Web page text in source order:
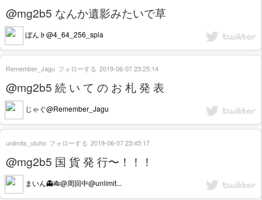
@mg2b5 なんか遺影みたいで草
ぼん♭@4_64_256_spla
@mg2b5 続 い て の お 札 発 表
じゃぐ@Remember_Jagu
Remember_Jagu フォローする 2019-06-07 23:25:14
@mg2b5 国 貨 発 行〜！！！
まいん👻🎋@周回中@unlimit...
unlimits_utuho フォローする 2019-06-07 23:45:17